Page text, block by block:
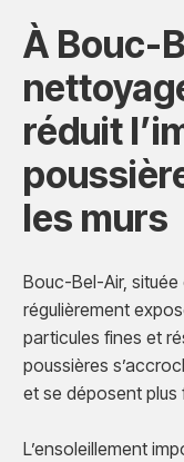
À Bouc-
réduit
les murs
Bouc-Bel-Air,
régulièrement
particules fines et
poussières
et se déposent
L’ensoleillement